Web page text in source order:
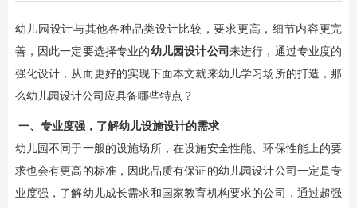
幼儿园设计与其他各种品类设计比较，要求更高，细节内容更完
善，因此一定要选择专业的幼儿园设计公司来进行，通过专业度的
强化设计，从而更好的实现下面本文就来幼儿学习场所的打造，那
么幼儿园设计公司应具备哪些特点？
一、专业度强，了解幼儿设施设计的需求
幼儿园不同于一般的设施场所，在设施安全性能、环保性能上的要
求也会有更高的标准，因此品质有保证的幼儿园设计公司一定是专
业度强，了解幼儿成长需求和国家教育机构要求的公司，通过超强